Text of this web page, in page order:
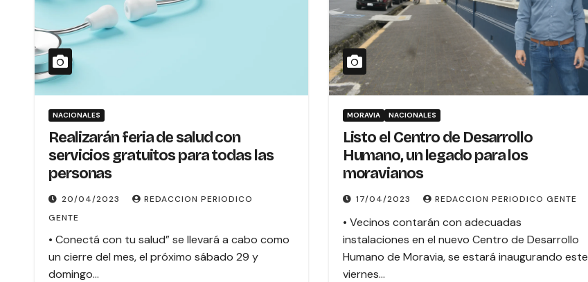
NACIONALES
Realizarán feria de salud con
servicios gratuitos para todas las
personas
20/04/2023
REDACCION PERIODICO
GENTE
• Conectá con tu salud” se llevará a cabo como
un cierre del mes, el próximo sábado 29 y
domingo…
MORAVIA NACIONALES
Listo el Centro de Desarrollo
Humano, un legado para los
moravianos
17/04/2023 REDACCION PERIODICO GENTE
• Vecinos contarán con adecuadas
instalaciones en el nuevo Centro de Desarrollo
Humano de Moravia, se estará inaugurando este
viernes…